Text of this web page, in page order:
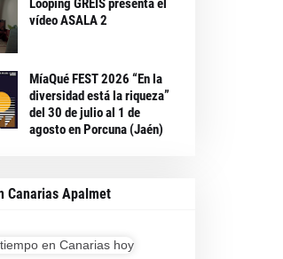
Looping GREIS presenta el
vídeo ASALA 2
MíaQué FEST 2026 “En la
diversidad está la riqueza”
del 30 de julio al 1 de
agosto en Porcuna (Jaén)
Canarias Apalmet